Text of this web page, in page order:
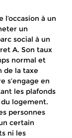
l’occasion à un
un
social à un
A. Son taux
normal et
de la taxe
s’engage en
les plafonds
logement.
personnes
certain
ni les